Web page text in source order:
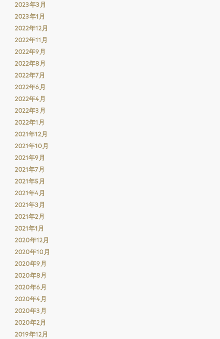
2023年3月
2023年1月
2022年12月
2022年11月
2022年9月
2022年8月
2022年7月
2022年6月
2022年4月
2022年3月
2022年1月
2021年12月
2021年10月
2021年9月
2021年7月
2021年5月
2021年4月
2021年3月
2021年2月
2021年1月
2020年12月
2020年10月
2020年9月
2020年8月
2020年6月
2020年4月
2020年3月
2020年2月
2019年12月